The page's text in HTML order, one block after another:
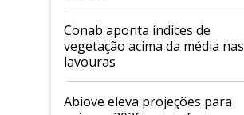
Conab aponta índices de
vegetação acima da média nas
lavouras
Abiove eleva projeções para